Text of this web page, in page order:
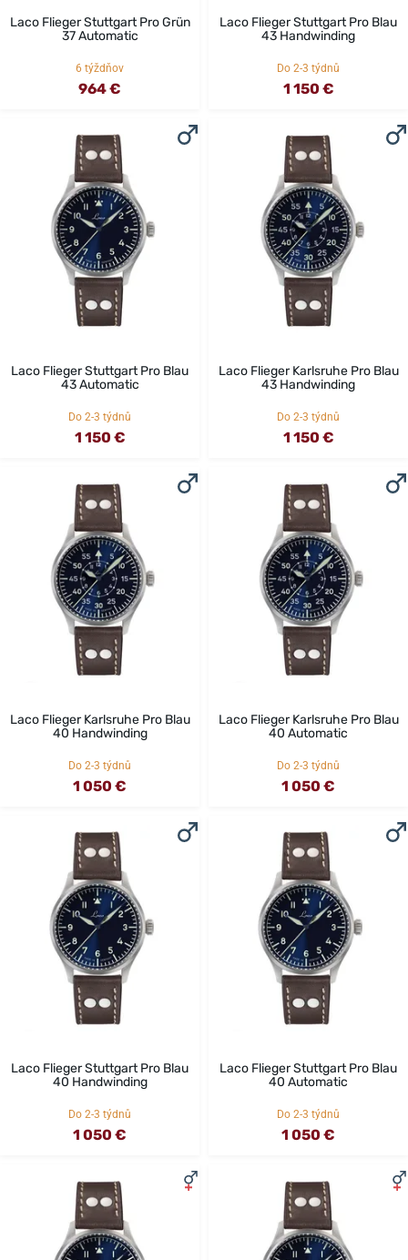
Laco Flieger Stuttgart Pro Grün
37 Automatic
6 týždňov
964 €
Laco Flieger Stuttgart Pro Blau
43 Handwinding
Do 2-3 týdnů
1 150 €
Laco Flieger Stuttgart Pro Blau
43 Automatic
Do 2-3 týdnů
1 150 €
Laco Flieger Karlsruhe Pro Blau
43 Handwinding
Do 2-3 týdnů
1 150 €
Laco Flieger Karlsruhe Pro Blau
40 Handwinding
Do 2-3 týdnů
1 050 €
Laco Flieger Karlsruhe Pro Blau
40 Automatic
Do 2-3 týdnů
1 050 €
Laco Flieger Stuttgart Pro Blau
40 Handwinding
Do 2-3 týdnů
1 050 €
Laco Flieger Stuttgart Pro Blau
40 Automatic
Do 2-3 týdnů
1 050 €